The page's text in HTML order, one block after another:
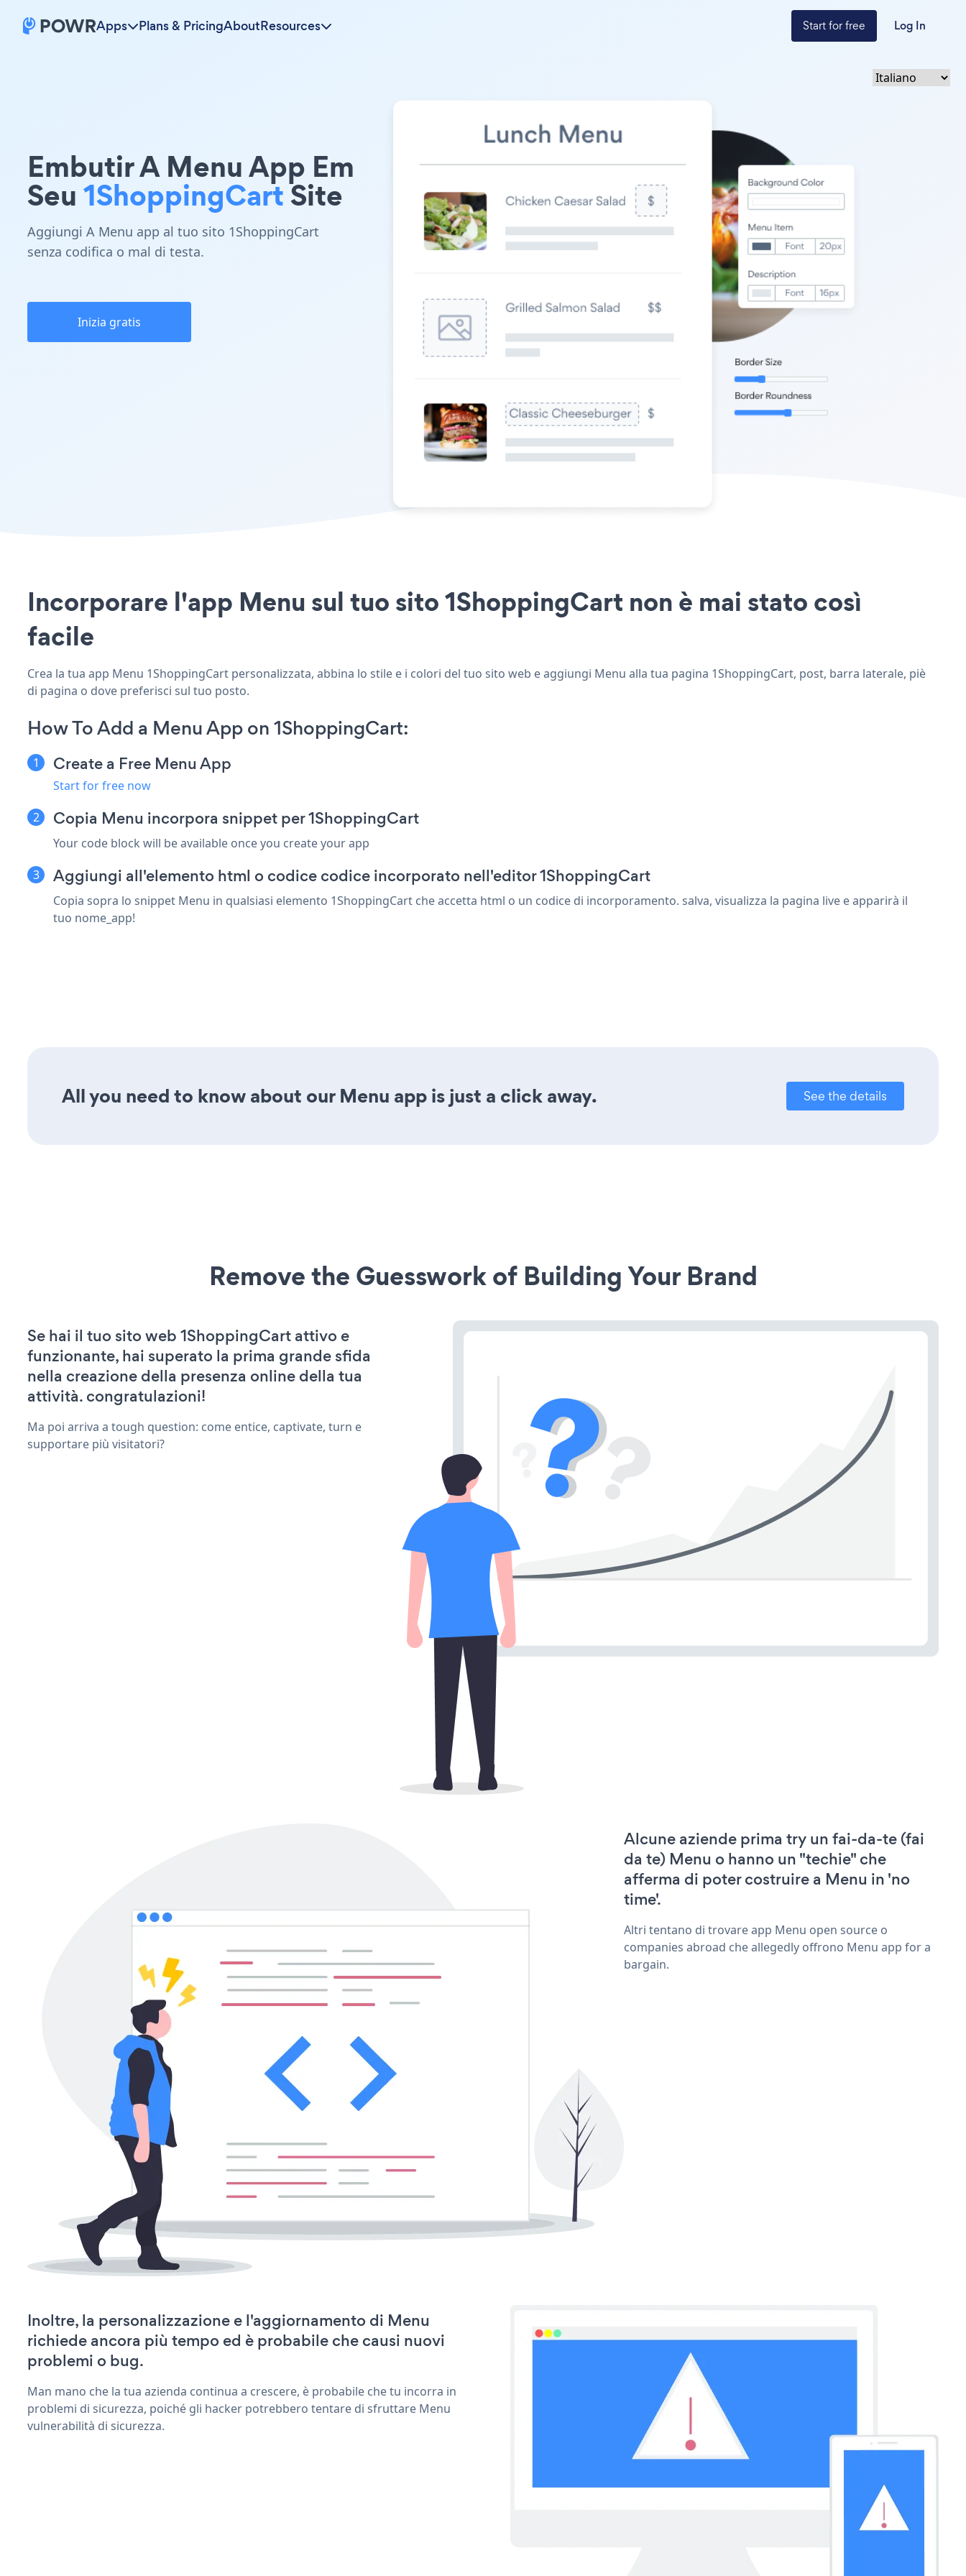
Apps Plans & PricingAboutResources Start for free Log In
Embutir A Menu App Em
Seu1ShoppingCartSite
Aggiungi A Menu app al tuo sito 1ShoppingCart
senza codifica o mal di testa.
Inizia gratis
Incorporare l'app Menu sul tuo sito 1ShoppingCart non è mai stato così
facile
Crea la tua app Menu 1ShoppingCart personalizzata, abbina lo stile e i colori del tuo sito web e aggiungi Menu alla tua pagina 1ShoppingCart, post, barra laterale, piè
di pagina o dove preferisci sul tuo posto.
How To Add a Menu App on 1ShoppingCart:
Create a Free Menu App
Start for free now
Copia Menu incorpora snippet per 1ShoppingCart
Your code block will be available once you create your app
Aggiungi all'elemento html o codice codice incorporato nell'editor 1ShoppingCart
Copia sopra lo snippet Menu in qualsiasi elemento 1ShoppingCart che accetta html o un codice di incorporamento. salva, visualizza la pagina live e apparirà il
tuo nome_app!
All you need to know about our Menu app is just a click away. See the details
Remove the Guesswork of Building Your Brand
Se hai il tuo sito web 1ShoppingCart attivo e
funzionante, hai superato la prima grande sfida
nella creazione della presenza online della tua
attività. congratulazioni!
Ma poi arriva a tough question: come entice, captivate, turn e
supportare più visitatori?
Alcune aziende prima try un fai-da-te (fai
da te) Menu o hanno un "techie" che
afferma di poter costruire a Menu in 'no
time'.
Altri tentano di trovare app Menu open source o
companies abroad che allegedly offrono Menu app for a
bargain.
Inoltre, la personalizzazione e l'aggiornamento di Menu
richiede ancora più tempo ed è probabile che causi nuovi
problemi o bug.
Man mano che la tua azienda continua a crescere, è probabile che tu incorra in
problemi di sicurezza, poiché gli hacker potrebbero tentare di sfruttare Menu
vulnerabilità di sicurezza.